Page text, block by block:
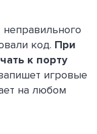
код. При
к порту
игровые
на любом